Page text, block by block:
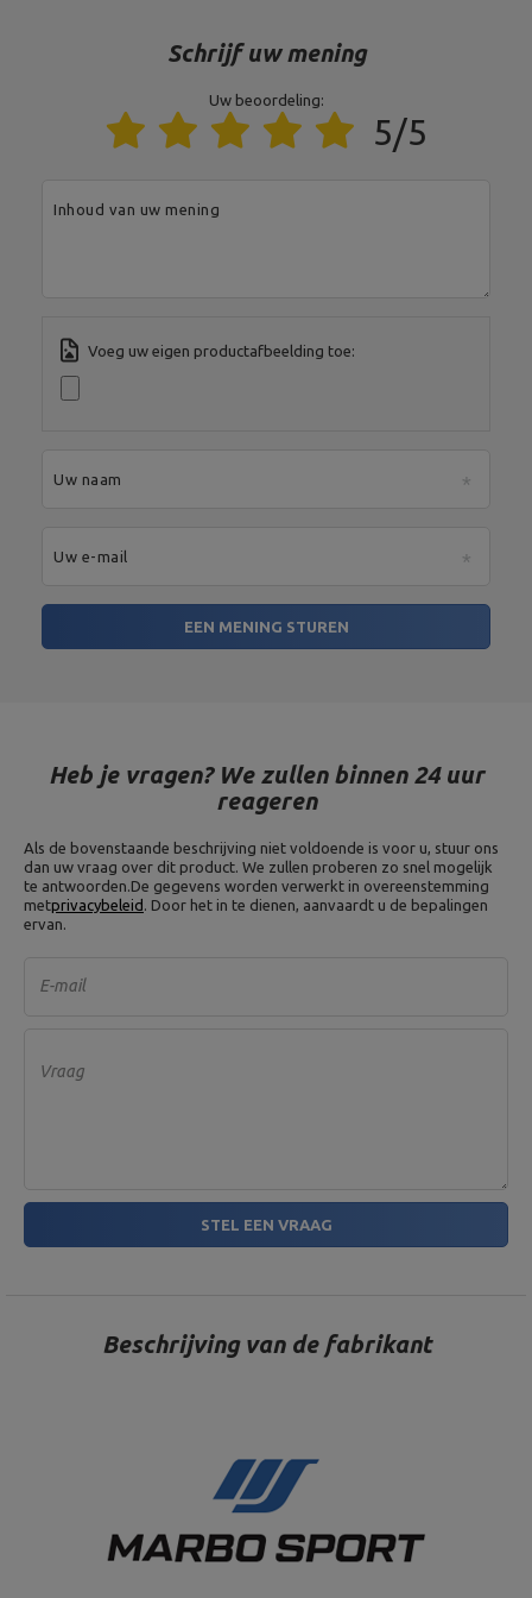
Fabrikant
Verantwoordelijke
MARBO Ulikowski
Spółka Komandytowa
MARBO Ulikowski
Postcode:
serwis@marbosport.eu
Adres:BOCZNA 41
Schrijf uw mening
Uw beoordeling:
5/5
Inhoud van uw mening
Voeg uw eigen productafbeelding toe:
Uw naam
Uw e-mail
EEN MENING STUREN
Heb je vragen? We zullen binnen 24 uur
reageren
Als de bovenstaande beschrijving niet voldoende is voor u, stuur ons
dan uw vraag over dit product. We zullen proberen zo snel mogelijk
te antwoorden.De gegevens worden verwerkt in overeenstemming
metprivacybeleid . Door het in te dienen, aanvaardt u de bepalingen
ervan.
E-mail
Vraag
STEL EEN VRAAG
Beschrijving van de fabrikant